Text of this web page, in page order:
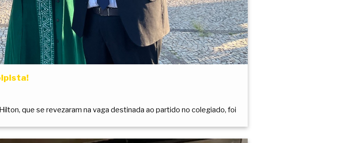
que se revezaram na vaga destinada ao partido no colegiado, foi